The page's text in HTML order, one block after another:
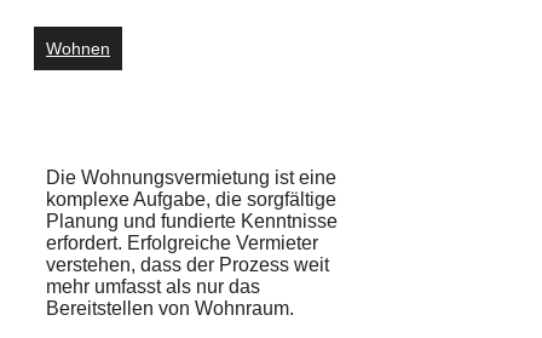
Wohnen
Die Wohnungsvermietung ist eine
komplexe Aufgabe, die sorgfältige
Planung und fundierte Kenntnisse
erfordert. Erfolgreiche Vermieter
verstehen, dass der Prozess weit
mehr umfasst als nur das
Bereitstellen von Wohnraum.